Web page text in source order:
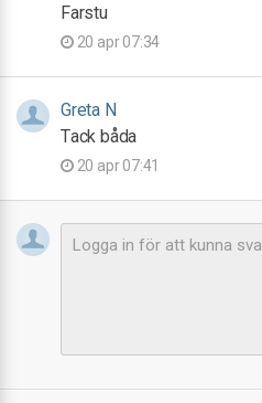
Farstu
20 apr 07:34
Greta N
Tack båda
20 apr 07:41